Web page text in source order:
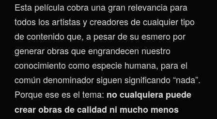
Esta película cobra una gran relevancia para
todos los artistas y creadores de cualquier tipo
de contenido que, a pesar de su esmero por
generar obras que engrandecen nuestro
conocimiento como especie humana, para el
común denominador siguen significando “nada”.
Porque ese es el tema: no cualquiera puede
crear obras de calidad ni mucho menos